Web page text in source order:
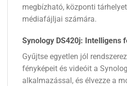
megbízható, központi
médiafájljai számára.
Synology DS420j: Intelligens
Gyűjtse egyetlen jól
fényképeit és videóit a
alkalmazással, és élvezze a